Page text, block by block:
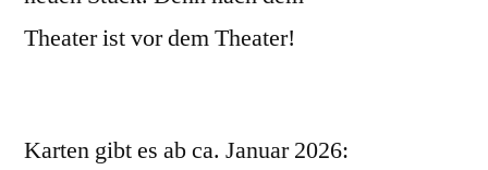
Theater ist vor dem Theater!
Karten gibt es ab ca. Januar 2026: